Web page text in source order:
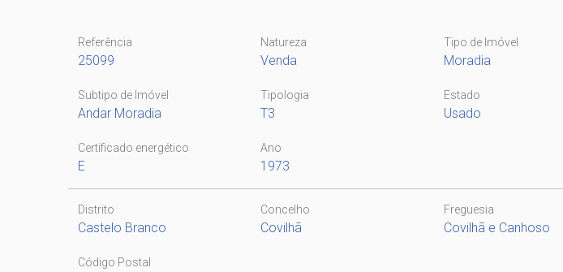
Referência
25099
Natureza
Venda
Tipo de Imóvel
Moradia
Subtipo de Imóvel
Andar Moradia
Tipologia
T3
Estado
Usado
Certificado energético
E
Ano
1973
Distrito
Castelo Branco
Concelho
Covilhã
Freguesia
Covilhã e Canhoso
Código Postal